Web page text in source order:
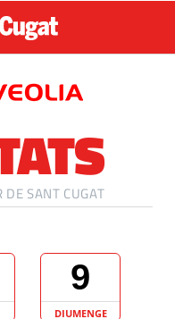
DE SANT CUGAT
9
DIUMENGE